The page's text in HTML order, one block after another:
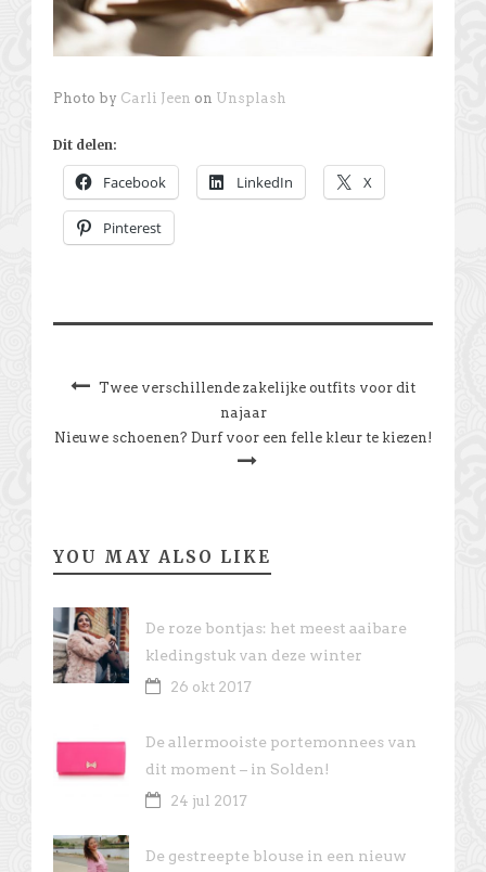
Photo by Carli Jeen on Unsplash
Dit delen:
Facebook LinkedIn X
Pinterest
Twee verschillende zakelijke outfits voor dit
najaar
Nieuwe schoenen? Durf voor een felle kleur te kiezen!
YOU MAY ALSO LIKE
De roze bontjas: het meest aaibare
kledingstuk van deze winter
26 okt 2017
De allermooiste portemonnees van
dit moment – in Solden!
24 jul 2017
De gestreepte blouse in een nieuw